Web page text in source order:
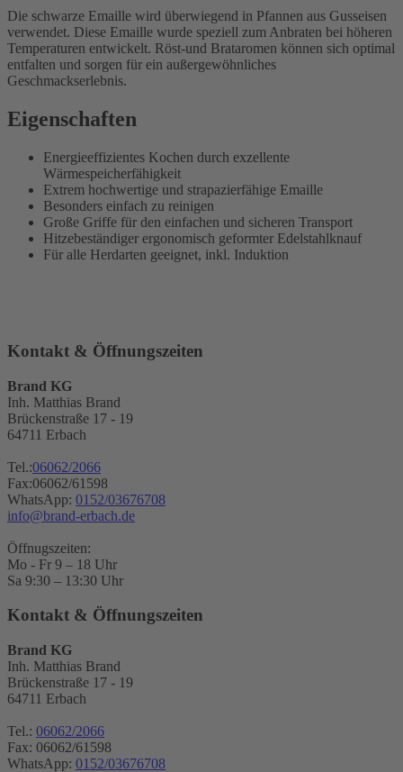
Die schwarze Emaille wird überwiegend in Pfannen aus Gusseisen
verwendet. Diese Emaille wurde speziell zum Anbraten bei höheren
Temperaturen entwickelt. Röst-und Brataromen können sich optimal
entfalten und sorgen für ein außergewöhnliches
Geschmackserlebnis.
Eigenschaften
Energieeffizientes Kochen durch exzellente
Wärmespeicherfähigkeit
Extrem hochwertige und strapazierfähige Emaille
Besonders einfach zu reinigen
Große Griffe für den einfachen und sicheren Transport
Hitzebeständiger ergonomisch geformter Edelstahlknauf
Für alle Herdarten geeignet, inkl. Induktion
Kontakt & Öffnungszeiten
Brand KG
Inh. Matthias Brand
Brückenstraße 17 - 19
64711 Erbach
Tel.:06062/2066
Fax:06062/61598
WhatsApp: 0152/03676708
info@brand-erbach.de
Öffnugszeiten:
Mo - Fr 9 – 18 Uhr
Sa 9:30 – 13:30 Uhr
Kontakt & Öffnungszeiten
Brand KG
Inh. Matthias Brand
Brückenstraße 17 - 19
64711 Erbach
Tel.: 06062/2066
Fax: 06062/61598
WhatsApp: 0152/03676708